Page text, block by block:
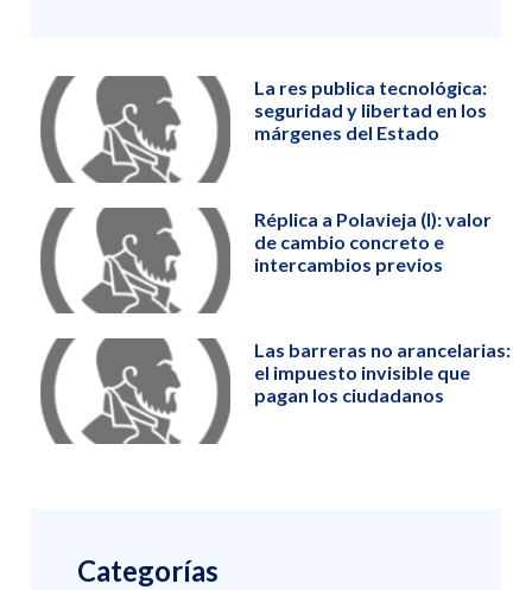
La res publica tecnológica:
seguridad y libertad en los
márgenes del Estado
Réplica a Polavieja (I): valor
de cambio concreto e
intercambios previos
Las barreras no arancelarias:
el impuesto invisible que
pagan los ciudadanos
Categorías